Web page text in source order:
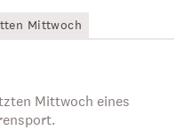
Mittwoch
Mittwoch eines